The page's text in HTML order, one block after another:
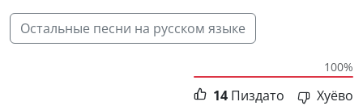
Остальные песни на русском языке
100%
14 Пиздато Хуёво